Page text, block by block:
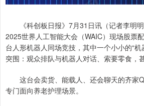
《科创板日报》7月31日讯（记者李明明
2025世界人工智能大会（WAIC）现场股票
台人形机器人同场竞技，其中一个小小的“机
突围：观众排队与机器人对话、索要零食，
这台会卖货、能载人、还会聊天的齐家
专门面向养老护理场景。